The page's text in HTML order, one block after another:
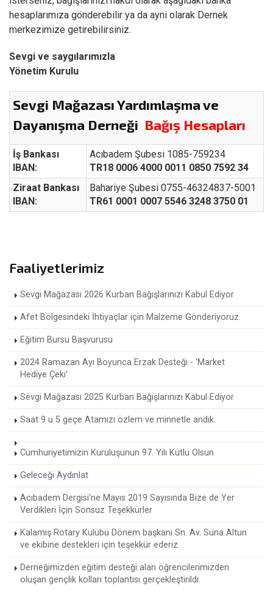
hesaplarımıza gönderebilir ya da ayni olarak Dernek
merkezimize getirebilirsiniz.
Sevgi ve saygılarımızla
Yönetim Kurulu
Sevgi Mağazası Yardımlaşma ve
Dayanışma Derneği Bağış Hesapları
İş Bankası
IBAN:
Acıbadem Şubesi 1085-759234
TR18 0006 4000 0011 0850 7592 34
Ziraat Bankası
IBAN:
Bahariye Şubesi 0755-46324837-5001
TR61 0001 0007 5546 3248 3750 01
Faaliyetlerimiz
Sevgi Mağazası 2026 Kurban Bağışlarınızı Kabul Ediyor
Afet Bölgesindeki İhtiyaçlar için Malzeme Gönderiyoruz.
Eğitim Bursu Başvurusu
2024 Ramazan Ayı Boyunca Erzak Desteği - 'Market
Hediye Çeki'
Sevgi Mağazası 2025 Kurban Bağışlarınızı Kabul Ediyor
Saat 9 u 5 geçe Atamızı özlem ve minnetle andık.
Cumhuriyetimizin Kuruluşunun 97. Yılı Kutlu Olsun
Geleceği Aydınlat
Acıbadem Dergisi'ne Mayıs 2019 Sayısında Bize de Yer
Verdikleri İçin Sonsuz Teşekkürler
Kalamış Rotary Kulübü Dönem başkanı Sn. Av. Suna Altun
ve ekibine destekleri için teşekkür ederiz.
Derneğimizden eğitim desteği alan öğrencilerimizden
oluşan gençlik kolları toplantısı gerçekleştirildi.